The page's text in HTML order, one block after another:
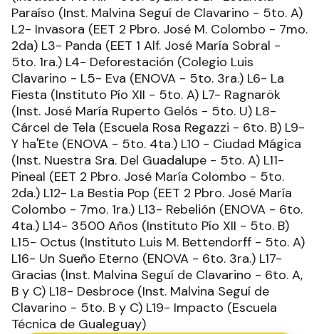
Paraíso (Inst. Malvina Seguí de Clavarino - 5to. A)
L2- Invasora (EET 2 Pbro. José M. Colombo - 7mo.
2da) L3- Panda (EET 1 Alf. José María Sobral -
5to. 1ra.) L4- Deforestación (Colegio Luis
Clavarino - L5- Eva (ENOVA - 5to. 3ra.) L6- La
Fiesta (Instituto Pío XII - 5to. A) L7- Ragnarök
(Inst. José María Ruperto Gelós - 5to. U) L8-
Cárcel de Tela (Escuela Rosa Regazzi - 6to. B) L9-
Y ha'Ete (ENOVA - 5to. 4ta.) L10 - Ciudad Mágica
(Inst. Nuestra Sra. Del Guadalupe - 5to. A) L11-
Pineal (EET 2 Pbro. José María Colombo - 5to.
2da.) L12- La Bestia Pop (EET 2 Pbro. José María
Colombo - 7mo. 1ra.) L13- Rebelión (ENOVA - 6to.
4ta.) L14- 3500 Años (Instituto Pío XII - 5to. B)
L15- Octus (Instituto Luis M. Bettendorff - 5to. A)
L16- Un Sueño Eterno (ENOVA - 6to. 3ra.) L17-
Gracias (Inst. Malvina Seguí de Clavarino - 6to. A,
B y C) L18- Desbroce (Inst. Malvina Seguí de
Clavarino - 5to. B y C) L19- Impacto (Escuela
Técnica de Gualeguay)